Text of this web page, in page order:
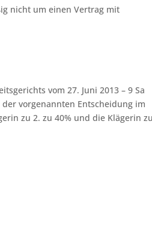
nicht um einen Vertrag mit
vom 27. Juni 2013 – 9 Sa
vorgenannten Entscheidung im
zu 2. zu 40% und die Klägerin